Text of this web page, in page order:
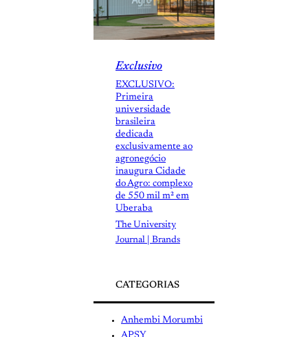
Exclusivo
EXCLUSIVO:
Primeira
universidade
brasileira
dedicada
exclusivamente ao
agronegócio
inaugura Cidade
do Agro: complexo
de 550 mil m² em
Uberaba
The University
Journal | Brands
CATEGORIAS
Anhembi Morumbi